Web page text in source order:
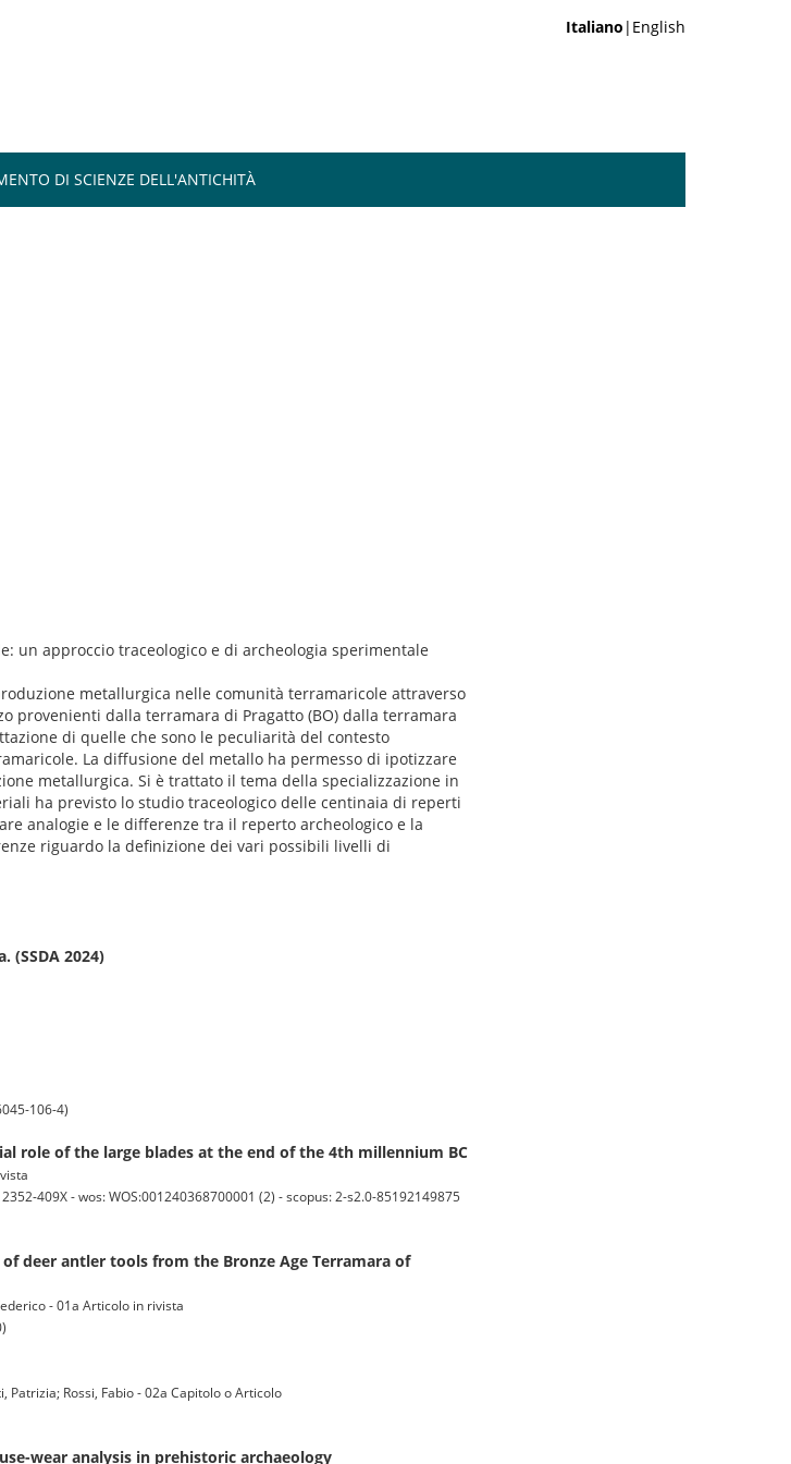
Italiano |English
DI SCIENZE DELL'ANTICHITÀ
un approccio traceologico e di archeologia sperimentale
metallurgica nelle comunità terramaricole attraverso
provenienti dalla terramara di Pragatto (BO) dalla terramara
di quelle che sono le peculiarità del contesto
La diffusione del metallo ha permesso di ipotizzare
metallurgica. Si è trattato il tema della specializzazione in
ha previsto lo studio traceologico delle centinaia di reperti
analogie e le differenze tra il reperto archeologico e la
riguardo la definizione dei vari possibili livelli di
(SSDA 2024)
106-4)
role of the large blades at the end of the 4th millennium BC
2352-409X - wos: WOS:001240368700001 (2) - scopus: 2-s2.0-85192149875
deer antler tools from the Bronze Age Terramara of
- 01a Articolo in rivista
Rossi, Fabio - 02a Capitolo o Articolo
wear analysis in prehistoric archaeology